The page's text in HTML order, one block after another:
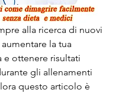
alla ricerca di nuovi
la tua
e ottenere risultati
gli allenamenti
questo articolo è